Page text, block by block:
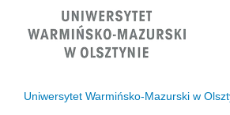
Uniwersytet Warmińsko-Mazurski w